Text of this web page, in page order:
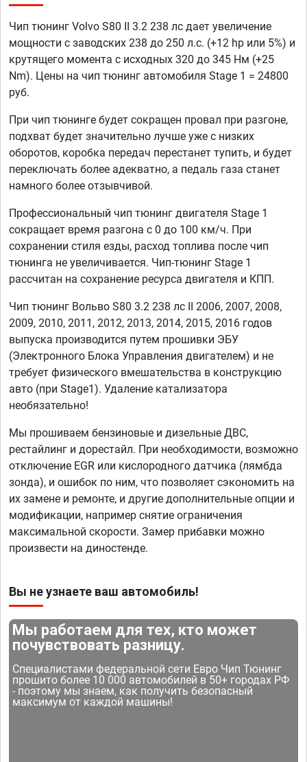
Чип тюнинг Volvo S80 II 3.2 238 лс дает увеличение
мощности с заводских 238 до 250 л.с. (+12 hp или 5%) и
крутящего момента с исходных 320 до 345 Нм (+25
Nm). Цены на чип тюнинг автомобиля Stage 1 = 24800
руб.
При чип тюнинге будет сокращен провал при разгоне,
подхват будет значительно лучше уже с низких
оборотов, коробка передач перестанет тупить, и будет
переключать более адекватно, а педаль газа станет
намного более отзывчивой.
Профессиональный чип тюнинг двигателя Stage 1
сокращает время разгона с 0 до 100 км/ч. При
сохранении стиля езды, расход топлива после чип
тюнинга не увеличивается. Чип-тюнинг Stage 1
рассчитан на сохранение ресурса двигателя и КПП.
Чип тюнинг Вольво S80 3.2 238 лс II 2006, 2007, 2008,
2009, 2010, 2011, 2012, 2013, 2014, 2015, 2016 годов
выпуска производится путем прошивки ЭБУ
(Электронного Блока Управления двигателем) и не
требует физического вмешательства в конструкцию
авто (при Stage1). Удаление катализатора
необязательно!
Мы прошиваем бензиновые и дизельные ДВС,
рестайлинг и дорестайл. При необходимости, возможно
отключение EGR или кислородного датчика (лямбда
зонда), и ошибок по ним, что позволяет сэкономить на
их замене и ремонте, и другие дополнительные опции и
модификации, например снятие ограничения
максимальной скорости. Замер прибавки можно
произвести на диностенде.
Вы не узнаете ваш автомобиль!
Мы работаем для тех, кто может
почувствовать разницу.
Специалистами федеральной сети Евро Чип Тюнинг
прошито более 10 000 автомобилей в 50+ городах РФ
- поэтому мы знаем, как получить безопасный
максимум от каждой машины!